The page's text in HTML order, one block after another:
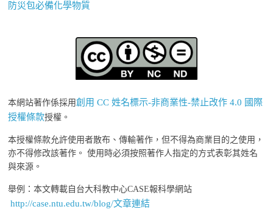
防災包必備化學物質
本網站著作係採用創用 CC 姓名標示-非商業性-禁止改作 4.0 國際
授權條款授權。
本授權條款允許使用者散布、傳輸著作，但不得為商業目的之使用，
亦不得修改該著作。 使用時必須按照著作人指定的方式表彰其姓名
與來源。
舉例：本文轉載自台大科教中心CASE報科學網站
http://case.ntu.edu.tw/blog/文章連結